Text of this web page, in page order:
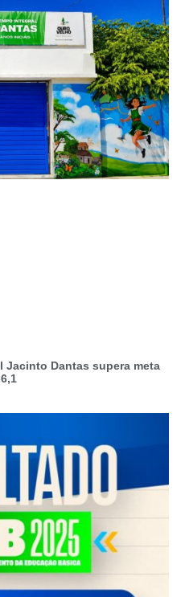
Jacinto Dantas supera meta